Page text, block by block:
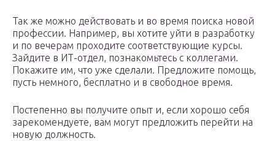
Так же можно действовать и во время поиска новой
профессии. Например, вы хотите уйти в разработку
и по вечерам проходите соответствующие курсы.
Зайдите в ИТ-отдел, познакомьтесь с коллегами.
Покажите им, что уже сделали. Предложите помощь,
пусть немного, бесплатно и в свободное время.
Постепенно вы получите опыт и, если хорошо себя
зарекомендуете, вам могут предложить перейти на
новую должность.